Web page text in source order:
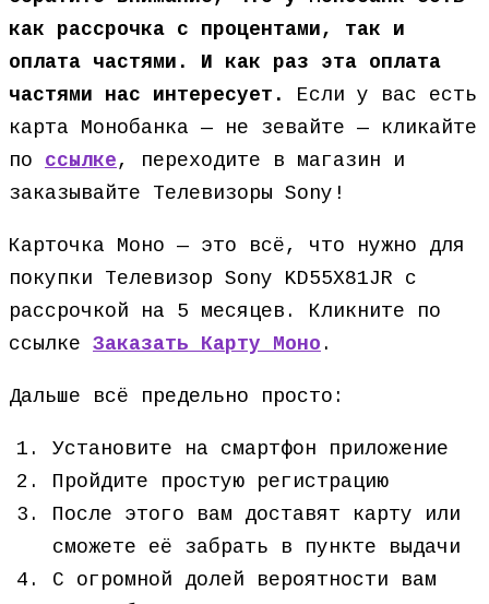
как рассрочка с процентами, так и
оплата частями. И как раз эта оплата
частями нас интересует.
Если у вас есть
карта Монобанка — не зевайте — кликайте
по ссылке, переходите в магазин и
заказывайте Телевизоры Sony!
Карточка Моно — это всё, что нужно для
покупки Телевизор Sony KD55X81JR с
рассрочкой на 5 месяцев. Кликните по
ссылке Заказать Карту Моно .
Дальше всё предельно просто:
Установите на смартфон приложение
Пройдите простую регистрацию
После этого вам доставят карту или
сможете её забрать в пункте выдачи
С огромной долей вероятности вам